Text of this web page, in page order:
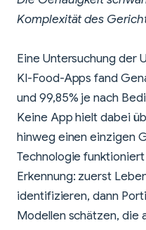
Komplexität des
Eine Untersuchung der
KI-Food-Apps fand
und 99,85% je nach
Keine App hielt dabei
hinweg einen einzigen
Technologie
Erkennung: zuerst
identifizieren, dann
Modellen schätzen, die